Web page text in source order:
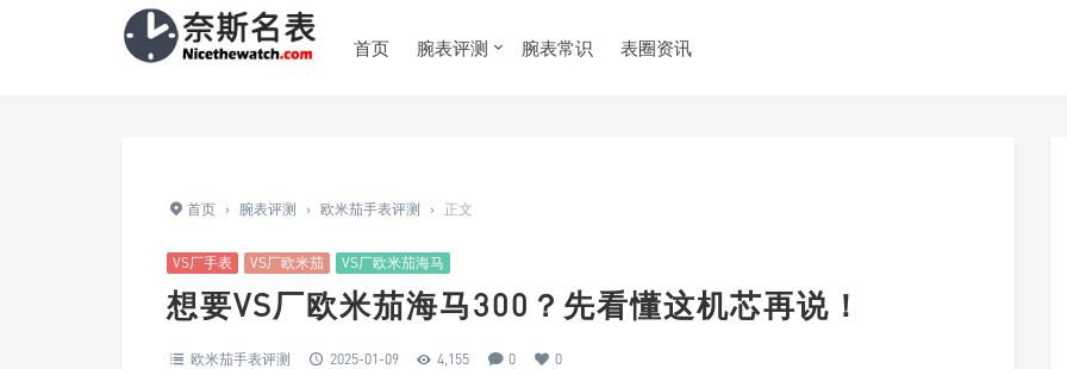
首页 腕表评测 腕表常识 表圈资讯
首页 › 腕表评测 › 欧米茄手表评测 › 正文
VS厂手表 VS厂欧米茄 VS厂欧米茄海马
想要VS厂欧米茄海马300？先看懂这机芯再说！
欧米茄手表评测 2025-01-09 4,155 0 0